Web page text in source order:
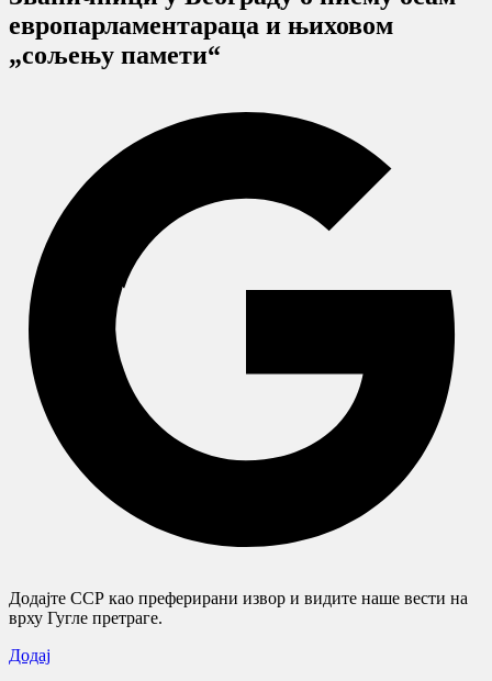
европарламентараца и њиховом
„сољењу памети“
Додајте ССР као преферирани извор и видите наше вести на
врху Гугле претраге.
Додај